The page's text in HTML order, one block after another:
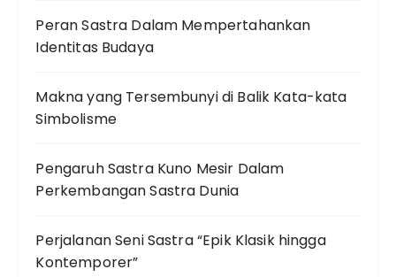
Peran Sastra Dalam Mempertahankan
Identitas Budaya
Makna yang Tersembunyi di Balik Kata-kata
Simbolisme
Pengaruh Sastra Kuno Mesir Dalam
Perkembangan Sastra Dunia
Perjalanan Seni Sastra “Epik Klasik hingga
Kontemporer”